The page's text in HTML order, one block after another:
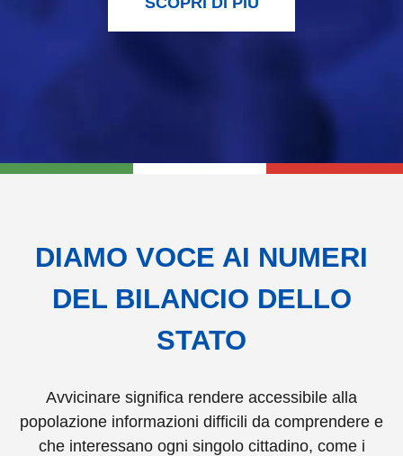
DIAMO VOCE AI NUMERI
DEL BILANCIO DELLO
STATO
Avvicinare significa rendere accessibile alla
popolazione informazioni difficili da comprendere e
che interessano ogni singolo cittadino, come i